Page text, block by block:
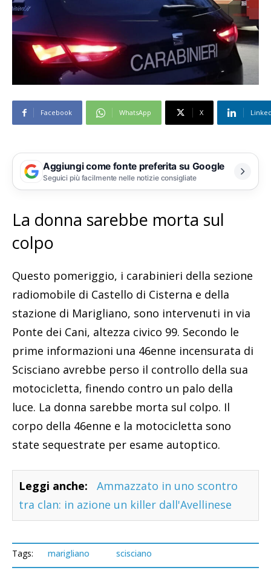
Facebook WhatsApp X
Aggiungi come fonte preferita su Google
Seguici più facilmente nelle notizie consigliate
La donna sarebbe morta sul
colpo
Questo pomeriggio, i carabinieri della sezione
radiomobile di Castello di Cisterna e della
stazione di Marigliano, sono intervenuti in via
Ponte dei Cani, altezza civico 99. Secondo le
prime informazioni una 46enne incensurata di
Scisciano avrebbe perso il controllo della sua
motocicletta, finendo contro un palo della
luce. La donna sarebbe morta sul colpo. Il
corpo della 46enne e la motocicletta sono
state sequestrate per esame autoptico.
Leggi anche:
Ammazzato in uno scontro
tra clan: in azione un killer dall'Avellinese
Tags: marigliano scisciano